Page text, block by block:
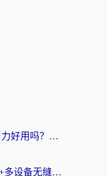
海外党必看：Quickback和引力好用吗？3分钟搞懂回国加速器怎么选
海外党必看：电视VPN回国+多设备无缝访问国内资源的实用指南